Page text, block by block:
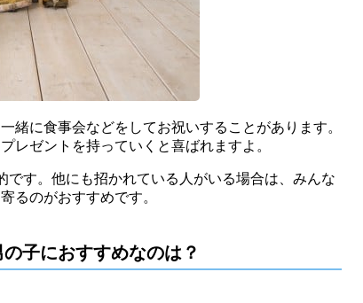
緒に食事会などをしてお祝いすることがあります。
レゼントを持っていくと喜ばれますよ。
です。他にも招かれている人がいる場合は、みんな
るのがおすすめです。
子におすすめなのは？